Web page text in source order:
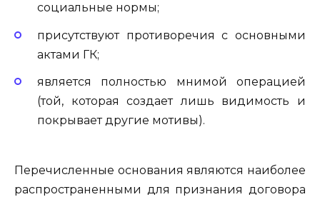
социальные нормы;
присутствуют противоречия с основными
актами ГК;
является полностью мнимой операцией
(той, которая создает лишь видимость и
покрывает другие мотивы).
Перечисленные основания являются наиболее
распространенными для признания договора